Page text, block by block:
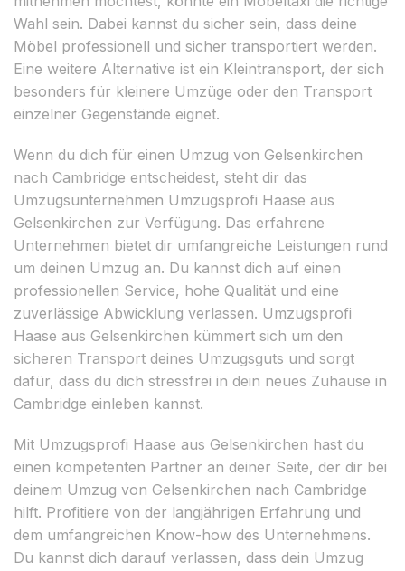
Wahl sein. Dabei kannst du sicher sein, dass deine
Möbel professionell und sicher transportiert werden.
Eine weitere Alternative ist ein Kleintransport, der sich
besonders für kleinere Umzüge oder den Transport
einzelner Gegenstände eignet.
Wenn du dich für einen Umzug von Gelsenkirchen
nach Cambridge entscheidest, steht dir das
Umzugsunternehmen Umzugsprofi Haase aus
Gelsenkirchen zur Verfügung. Das erfahrene
Unternehmen bietet dir umfangreiche Leistungen rund
um deinen Umzug an. Du kannst dich auf einen
professionellen Service, hohe Qualität und eine
zuverlässige Abwicklung verlassen. Umzugsprofi
Haase aus Gelsenkirchen kümmert sich um den
sicheren Transport deines Umzugsguts und sorgt
dafür, dass du dich stressfrei in dein neues Zuhause in
Cambridge einleben kannst.
Mit Umzugsprofi Haase aus Gelsenkirchen hast du
einen kompetenten Partner an deiner Seite, der dir bei
deinem Umzug von Gelsenkirchen nach Cambridge
hilft. Profitiere von der langjährigen Erfahrung und
dem umfangreichen Know-how des Unternehmens.
Du kannst dich darauf verlassen, dass dein Umzug